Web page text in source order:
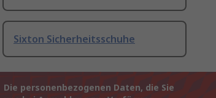
Sixton Sicherheitsschuhe
Die personenbezogenen Daten, die Sie